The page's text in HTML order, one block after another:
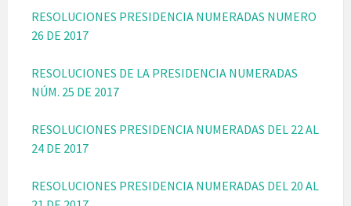
RESOLUCIONES PRESIDENCIA NUMERADAS NUMERO
26 DE 2017
RESOLUCIONES DE LA PRESIDENCIA NUMERADAS
NÚM. 25 DE 2017
RESOLUCIONES PRESIDENCIA NUMERADAS DEL 22 AL
24 DE 2017
RESOLUCIONES PRESIDENCIA NUMERADAS DEL 20 AL